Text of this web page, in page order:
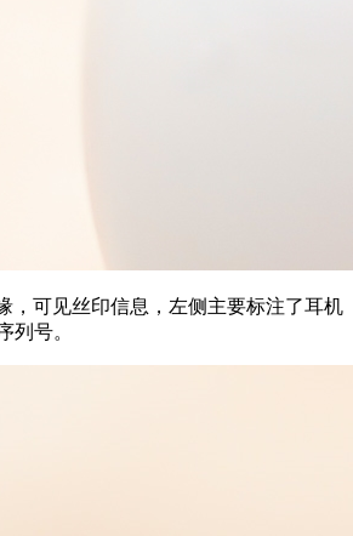
，可见丝印信息，左侧主要标注了耳机
列号。